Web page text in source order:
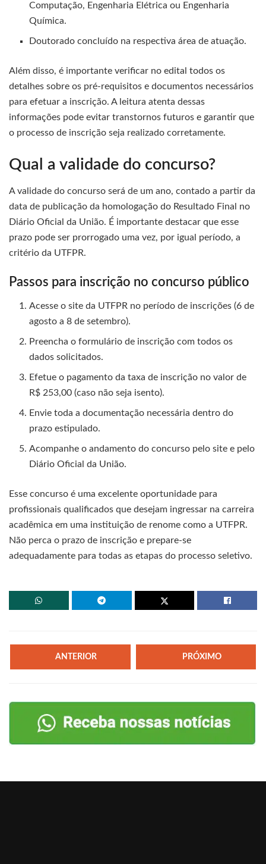
Computação, Engenharia Elétrica ou Engenharia
Química.
Doutorado concluído na respectiva área de atuação.
Além disso, é importante verificar no edital todos os
detalhes sobre os pré-requisitos e documentos necessários
para efetuar a inscrição. A leitura atenta dessas
informações pode evitar transtornos futuros e garantir que
o processo de inscrição seja realizado corretamente.
Qual a validade do concurso?
A validade do concurso será de um ano, contado a partir da
data de publicação da homologação do Resultado Final no
Diário Oficial da União. É importante destacar que esse
prazo pode ser prorrogado uma vez, por igual período, a
critério da UTFPR.
Passos para inscrição no concurso público
Acesse o site da UTFPR no período de inscrições (6 de
agosto a 8 de setembro).
Preencha o formulário de inscrição com todos os
dados solicitados.
Efetue o pagamento da taxa de inscrição no valor de
R$ 253,00 (caso não seja isento).
Envie toda a documentação necessária dentro do
prazo estipulado.
Acompanhe o andamento do concurso pelo site e pelo
Diário Oficial da União.
Esse concurso é uma excelente oportunidade para
profissionais qualificados que desejam ingressar na carreira
acadêmica em uma instituição de renome como a UTFPR.
Não perca o prazo de inscrição e prepare-se
adequadamente para todas as etapas do processo seletivo.
ANTERIOR PRÓXIMO